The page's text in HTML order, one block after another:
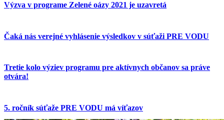
Výzva v programe Zelené oázy 2021 je uzavretá
Čaká nás verejné vyhlásenie výsledkov v súťaži PRE VODU
Tretie kolo výziev programu pre aktívnych občanov sa práve
otvára!
5. ročník súťaže PRE VODU má víťazov